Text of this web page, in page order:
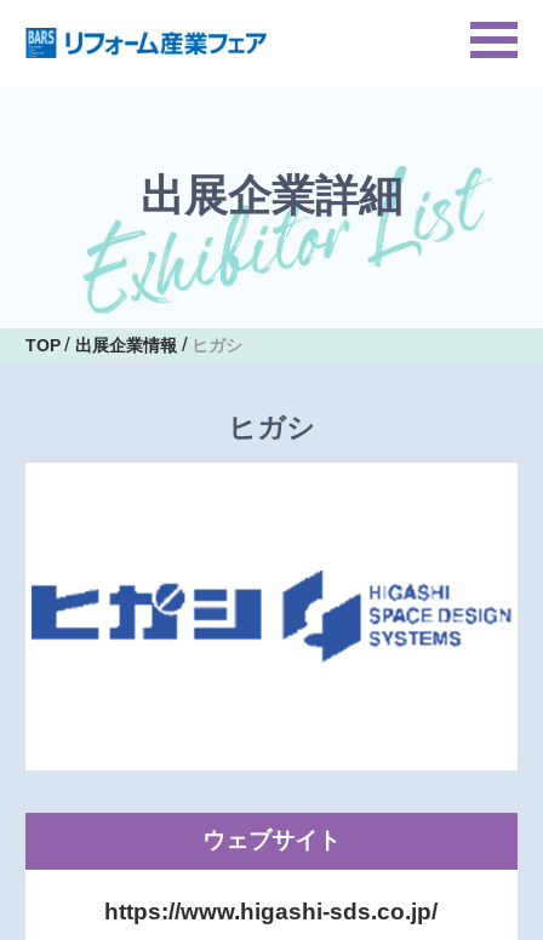
出展企業詳細
TOP 出展企業情報 ヒガシ
ヒガシ
ウェブサイト
https://www.higashi-sds.co.jp/